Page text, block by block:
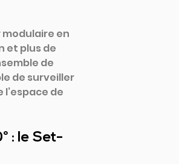
en
et plus de
de
de surveiller
de
: le Set-